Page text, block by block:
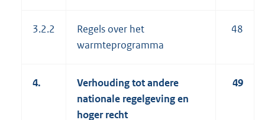
3.2.2
Regels over het
warmteprogramma
48
4.
Verhouding tot andere
nationale regelgeving en
hoger recht
49